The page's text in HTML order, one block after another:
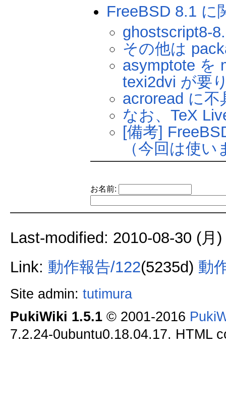
FreeBSD 8.1 に
ghostscript8-
その他は
asymptote を
texi2dvi が要
acroread に
なお、TeX
[備考]
（今回は使い
お名前:
Last-modified: 2010-08-30 (月
Link: 動作報告/122(5235d) 動
Site admin: tutimura
PukiWiki 1.5.1© 2001-2016
7.2.24-0ubuntu0.18.04.17. HTML